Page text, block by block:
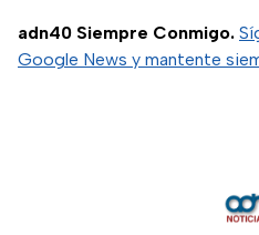
adn40 Siempre Conmigo.
Google News y mantente